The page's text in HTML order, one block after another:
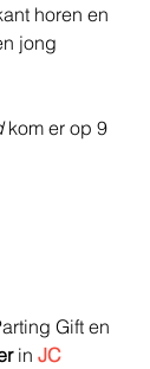
horen en
jong
kom er op 9
Gift en
in JC